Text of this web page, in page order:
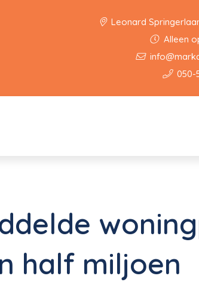
Leonard
Alleen
050-
half miljoen